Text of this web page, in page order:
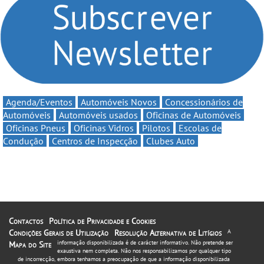
automobilismo nacional
continua em 2026
Agenda/Eventos Automóveis Novos
Concessionários de
Automóveis
Automóveis usados
Oficinas de Automóveis
Oficinas Pneus
Oficinas Vidros Pilotos
Escolas de
Condução
Centros de Inspecção Clubes Auto
Contactos
Política de Privacidade e Cookies
Condições Gerais de Utilização
Resolução Alternativa de Litígios
Mapa do Site
A
informação disponibilizada é de carácter informativo. Não pretende ser
exaustiva nem completa. Não nos responsabilizamos por qualquer tipo
de incorrecção, embora tenhamos a preocupação de que a informação disponibilizada